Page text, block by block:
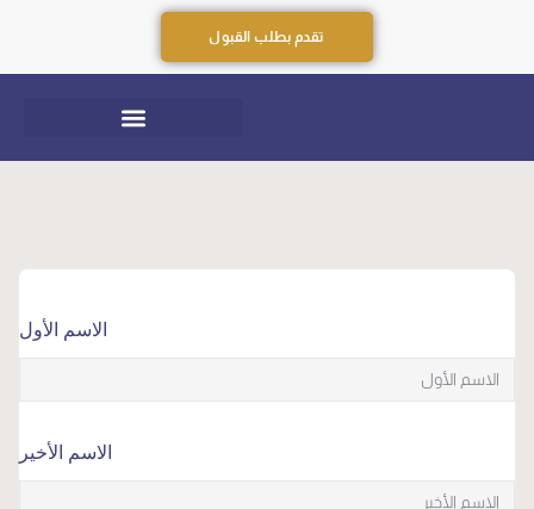
تقدم بطلب القبول
الاسم الأول
الاسم الأخير